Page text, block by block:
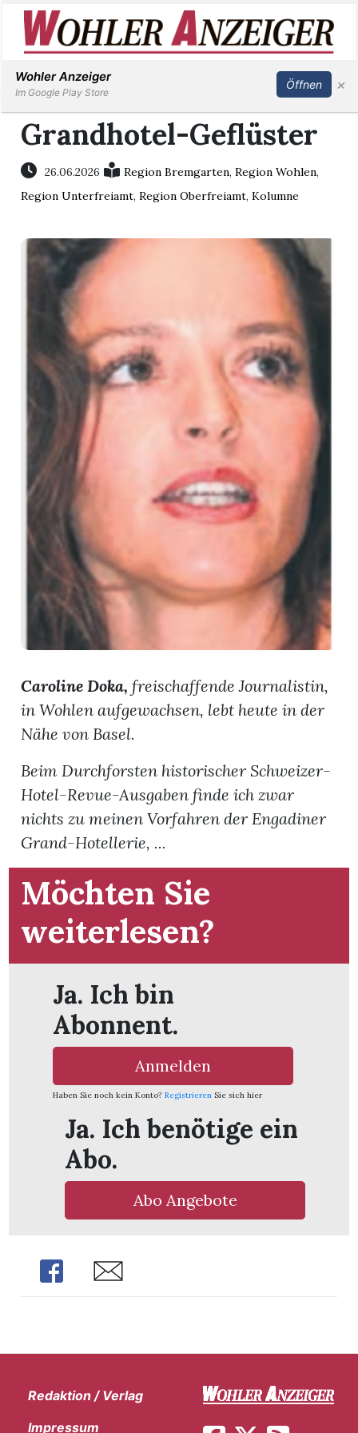
Immobilien
Veranstaltungen
Stellen
Newsletter
Inserieren Abonnieren Anmelden
Grandhotel-Geflüster
26.06.2026 Region Bremgarten,Region Wohlen,
Region Unterfreiamt,Region Oberfreiamt,Kolumne
Caroline Doka,freischaffende Journalistin,
in Wohlen aufgewachsen, lebt heute in der
Nähe von Basel.
Beim Durchforsten historischer Schweizer-
Hotel-Revue-Ausgaben finde ich zwar
nichts zu meinen Vorfahren der Engadiner
Grand-Hotellerie, ...
Möchten Sie
weiterlesen?
Ja. Ich bin
Abonnent.
Anmelden
Haben Sie noch kein Konto? Registrieren Sie sich hier
Ja. Ich benötige ein
Abo.
Abo Angebote
Share Share
Redaktion / Verlag
Impressum
Wohler Anzeiger
Im Google Play Store
Öffnen ×